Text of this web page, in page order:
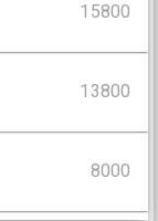
15800
13800
8000